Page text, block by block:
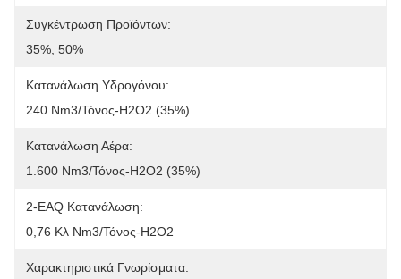
Συγκέντρωση Προϊόντων:
35%, 50%
Κατανάλωση Υδρογόνου:
240 Nm3/τόνος-H2O2 (35%)
Κατανάλωση Αέρα:
1.600 Nm3/τόνος-H2O2 (35%)
2-EAQ Κατανάλωση:
0,76 Κλ Nm3/τόνος-H2O2
Χαρακτηριστικά Γνωρίσματα: